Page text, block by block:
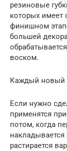
резиновые
которых имеет
финишном
большей
воском.
Каждый новый
Если нужно
применятся
потом, когда
накладывается
растирается